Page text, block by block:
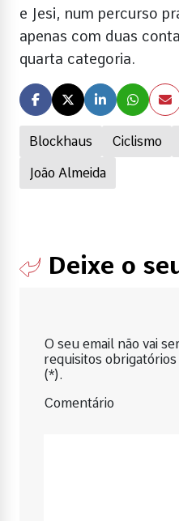
Blockhaus Ciclismo
João Almeida
e Jesi, num percurso
apenas com duas
quarta categoria.
Deixe o
O seu email não vai
requisitos
(*).
Comentário